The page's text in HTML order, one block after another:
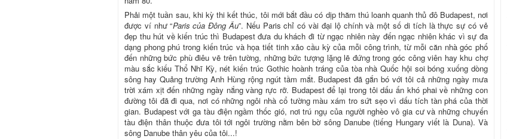
Phải một tuần sau, khi kỳ thi kết thúc, tôi mới bắt đầu có dịp thăm thú loanh quanh thủ đô Budapest, nơi
được ví như “Paris của Đông Âu”. Nếu Paris chỉ có vài đại lộ chính và một số di tích là thực sự có vẻ
đẹp thu hút về kiến trúc thì Budapest đưa du khách đi từ ngạc nhiên này đến ngạc nhiên khác vì sự đa
dạng phong phú trong kiến trúc và họa tiết tinh xảo cầu kỳ của mỗi công trình, từ mỗi căn nhà góc phố
đến những bức phù điêu vẽ trên tường, những bức tượng lặng lẽ đứng trong góc công viên hay khu chợ
màu sắc kiếu Thổ Nhĩ Kỳ, nét kiến trúc Gothic hoành tráng của tòa nhà Quốc hội soi bóng xuống dòng
sông hay Quảng trường Anh Hùng rộng ngút tầm mắt. Budapest đã gắn bó với tôi cả những ngày mưa
trời xám xịt đến những ngày nắng vàng rực rỡ. Budapest để lại trong tôi dấu ấn khó phai về những con
đường tôi đã đi qua, nơi có những ngôi nhà cổ tường màu xám tro sứt sẹo vì dấu tích tàn phá của thời
gian. Budapest với ga tàu điện ngầm thốc gió, nơi trú ngụ của người nghèo vô gia cư và những chuyến
tàu điện thân thuộc đưa tôi tới ngôi trường nằm bên bờ sông Danube (tiếng Hungary viết là Duna). Và
sông Danube thân yêu của tôi...!